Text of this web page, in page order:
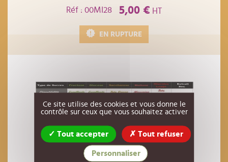
Réf : 00MI28
5,00 € HT
EN RUPTURE
Ce site utilise des cookies et vous donne le
contrôle sur ceux que vous souhaitez activer
Tout accepter Tout refuser
Personnaliser